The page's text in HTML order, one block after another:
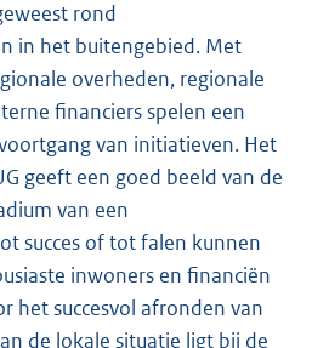
rond
in het buitengebied. Met
overheden, regionale
financiers spelen een
van initiatieven. Het
geeft een goed beeld van de
van een
succes of tot falen kunnen
inwoners en financiën
het succesvol afronden van
de lokale situatie ligt bij de